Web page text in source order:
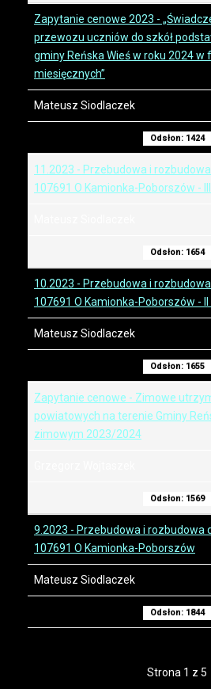
Zapytanie cenowe 2023 -
przewozu uczniów do szkół
gminy Reńska Wieś w roku 2024
miesięcznych”
Mateusz Siodlaczek
Odsłon: 1424
11.2023 - Przebudowa i
107691 O Kamionka-Poborszów -
Odsłon: 1654
10.2023 - Przebudowa i
107691 O Kamionka-Poborszów -
Mateusz Siodlaczek
Odsłon: 1655
Zapytanie cenowe - Zimowe
powiatowych na terenie Gminy
zimowym 2023/2024
Odsłon: 1569
9.2023 - Przebudowa i rozbudowa
107691 O Kamionka-Poborszów
Mateusz Siodlaczek
Odsłon: 1844
Strona 1 z 5